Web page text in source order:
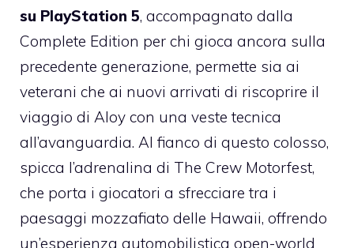
su PlayStation 5, accompagnato dalla
Complete Edition per chi gioca ancora sulla
precedente generazione, permette sia ai
veterani che ai nuovi arrivati di riscoprire il
viaggio di Aloy con una veste tecnica
all’avanguardia. Al fianco di questo colosso,
spicca l’adrenalina di The Crew Motorfest,
che porta i giocatori a sfrecciare tra i
paesaggi mozzafiato delle Hawaii, offrendo
un’esperienza automobilistica open-world